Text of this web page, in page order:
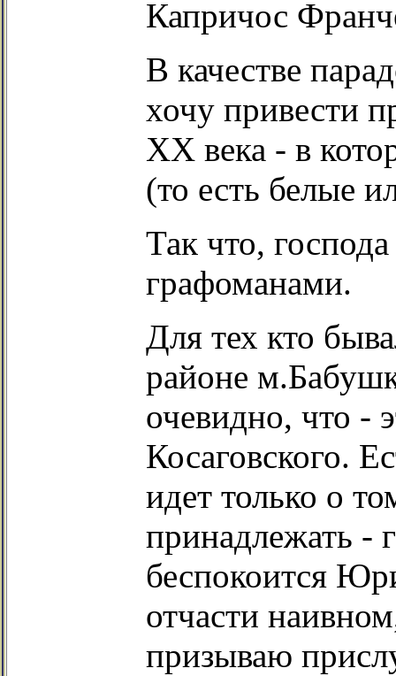
Капричос
В качестве
хочу привести
XX века - в
(то есть белые
Так что,
графоманами.
Для тех кто
районе
очевидно, что -
Косаговского.
идет только о
принадлежать -
беспокоится
отчасти
призываю